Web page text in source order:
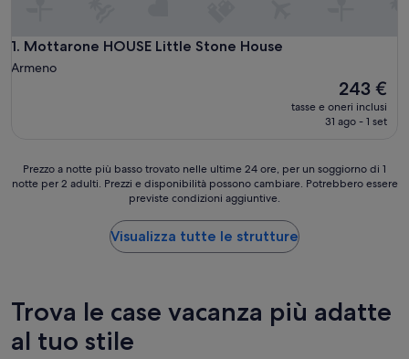
1. Mottarone HOUSE Little Stone House
Mottarone HOUSE Little Stone House
Armeno
Il
prezzo
attuale
243 €
tasse e oneri inclusi
31 ago - 1 set
Prezzo
a
24
ore,
per
un
Prezzo a notte più basso trovato nelle ultime 24 ore, per un soggiorno di 1
notte per 2 adulti. Prezzi e disponibilità possono cambiare. Potrebbero essere
previste condizioni aggiuntive.
Visualizza tutte le strutture
Trova le case vacanza più adatte
al tuo stile